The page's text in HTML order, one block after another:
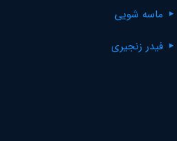
ماسه شویی
فیدر زنجیری